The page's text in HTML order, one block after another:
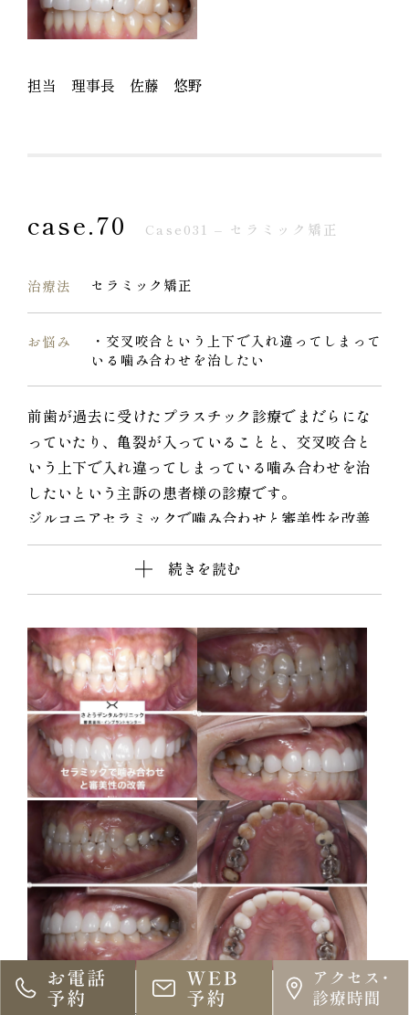
担当 理事長 佐藤 悠野
case.70 Case031 – セラミック矯正
治療法 セラミック矯正
お悩み
・交叉咬合という上下で入れ違ってしまって
いる噛み合わせを治したい
前歯が過去に受けたプラスチック診療でまだらにな
っていたり、亀裂が入っていることと、交叉咬合と
いう上下で入れ違ってしまっている噛み合わせを治
したいという主訴の患者様の診療です。
ジルコニアセラミックで噛み合わせと審美性を改善
しました。
すきっ歯も治り、口元がとても洗練されました。
続きを読む